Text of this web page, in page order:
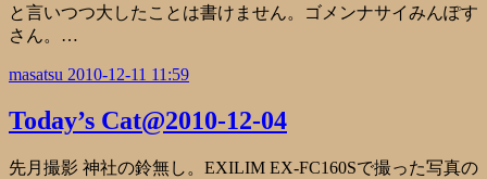
と言いつつ大したことは書けません。ゴメンナサイみんぽす
さん。…
masatsu 2010-12-11 11:59
Today’s Cat@2010-12-04
先月撮影 神社の鈴無し。EXILIM EX-FC160Sで撮った写真の